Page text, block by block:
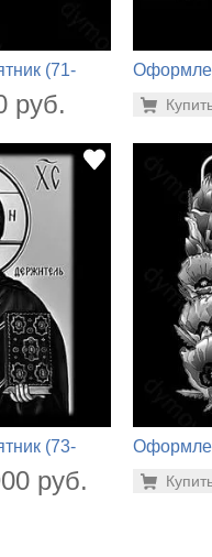
(71-
руб.
(73-
руб.